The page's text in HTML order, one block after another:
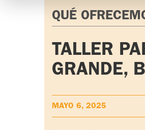
QUÉ
TALLER
GRANDE,
MAYO 6, 2025